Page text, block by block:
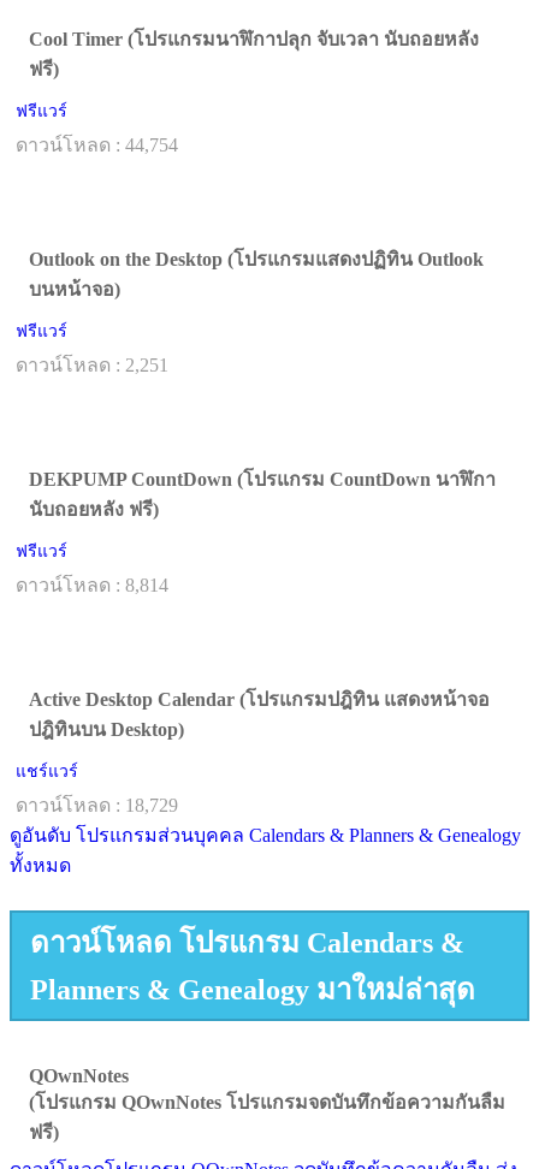
Cool Timer (โปรแกรมนาฬิกาปลุก จับเวลา นับถอยหลัง
ฟรี)
ฟรีแวร์
ดาวน์โหลด : 44,754
Outlook on the Desktop (โปรแกรมแสดงปฏิทิน Outlook
บนหน้าจอ)
ฟรีแวร์
ดาวน์โหลด : 2,251
DEKPUMP CountDown (โปรแกรม CountDown นาฬิกา
นับถอยหลัง ฟรี)
ฟรีแวร์
ดาวน์โหลด : 8,814
Active Desktop Calendar (โปรแกรมปฎิทิน แสดงหน้าจอ
ปฎิทินบน Desktop)
แชร์แวร์
ดาวน์โหลด : 18,729
ดูอันดับ โปรแกรมส่วนบุคคล Calendars & Planners & Genealogy
ทั้งหมด
ดาวน์โหลด โปรแกรม Calendars &
Planners & Genealogy มาใหม่ล่าสุด
QOwnNotes
(โปรแกรม QOwnNotes โปรแกรมจดบันทึกข้อความกันลืม
ฟรี)